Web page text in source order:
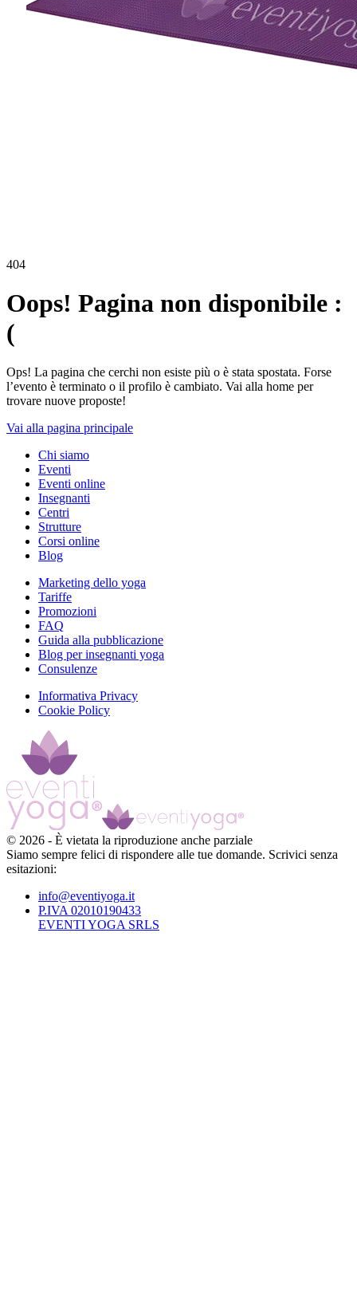
404
Oops! Pagina non disponibile :
(
Ops! La pagina che cerchi non esiste più o è stata spostata. Forse
l’evento è terminato o il profilo è cambiato. Vai alla home per
trovare nuove proposte!
Vai alla pagina principale
Chi siamo
Eventi
Eventi online
Insegnanti
Centri
Strutture
Corsi online
Blog
Marketing dello yoga
Tariffe
Promozioni
FAQ
Guida alla pubblicazione
Blog per insegnanti yoga
Consulenze
Informativa Privacy
Cookie Policy
© 2026 - È vietata la riproduzione anche parziale
Siamo sempre felici di rispondere alle tue domande. Scrivici senza
esitazioni:
info@eventiyoga.it
P.IVA 02010190433
EVENTI YOGA SRLS